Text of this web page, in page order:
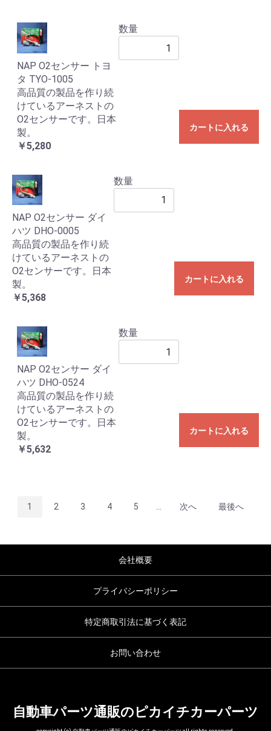
NAP O2センサー トヨ
タ TYO-1005
高品質の製品を作り続
けているアーネストの
O2センサーです。日本
製。
￥5,280
数量
カートに入れる
NAP O2センサー ダイ
ハツ DHO-0005
高品質の製品を作り続
けているアーネストの
O2センサーです。日本
製。
￥5,368
数量
カートに入れる
NAP O2センサー ダイ
ハツ DHO-0524
高品質の製品を作り続
けているアーネストの
O2センサーです。日本
製。
￥5,632
数量
カートに入れる
1 2 3 4 5 ... 次へ 最後へ
会社概要
プライバシーポリシー
特定商取引法に基づく表記
お問い合わせ
自動車パーツ通販のピカイチカーパーツ